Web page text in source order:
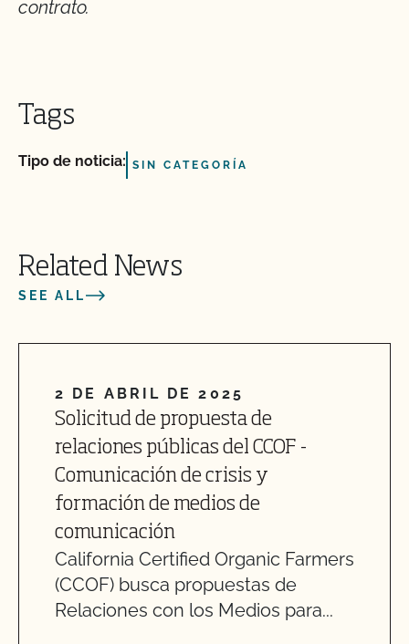
contrato.
Tags
Tipo de noticia: SIN CATEGORÍA
Related News
SEE ALL
2 DE ABRIL DE 2025
Solicitud de propuesta de
relaciones públicas del CCOF -
Comunicación de crisis y
formación de medios de
comunicación
California Certified Organic Farmers
(CCOF) busca propuestas de
Relaciones con los Medios para...